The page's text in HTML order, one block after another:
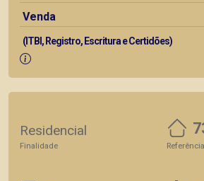
Venda
(ITBI, Registro, Escritura e Certidões)
Residencial
Finalidade Referência